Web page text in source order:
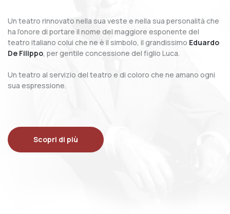
Un teatro rinnovato nella sua veste e nella sua personalità che
ha l’onore di portare il nome del maggiore esponente del
teatro italiano colui che ne è il simbolo, il grandissimo Eduardo
De Filippo, per gentile concessione del figlio Luca.
Un teatro al servizio del teatro e di coloro che ne amano ogni
sua espressione.
Scopri di più